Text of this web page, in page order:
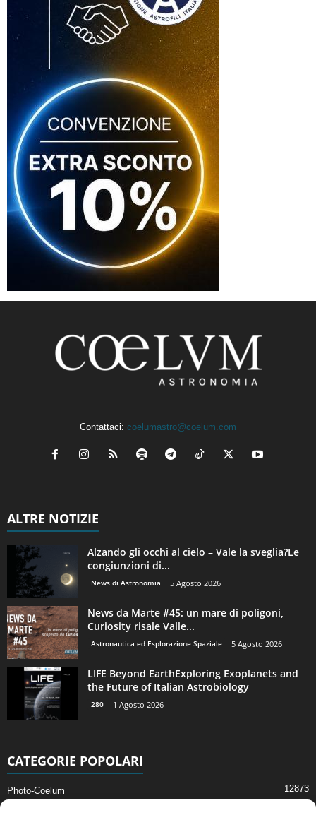
Contattaci: coelumastro@coelum.com
ALTRE NOTIZIE
Alzando gli occhi al cielo – Vale la sveglia?Le
congiunzioni di...
News di Astronomia 5 Agosto 2026
News da Marte #45: un mare di poligoni,
Curiosity risale Valle...
Astronautica ed Esplorazione Spaziale 5 Agosto 2026
LIFE Beyond EarthExploring Exoplanets and
the Future of Italian Astrobiology
280 1 Agosto 2026
CATEGORIE POPOLARI
Photo-Coelum 12873